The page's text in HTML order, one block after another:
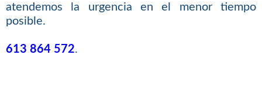
atendemos la urgencia en el menor tiempo
posible.
613 864 572.